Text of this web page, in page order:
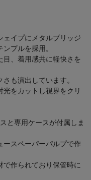
ェイプにメタルブリッジ
プルを採用。
目、着用感共に軽快さを
も演出しています。
をカットし視界をクリ
と専用ケースが付属しま
ースペーパーパルプで作
作られており保管時に